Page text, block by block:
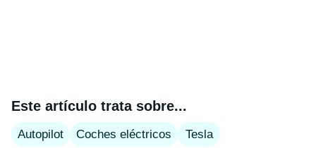
Este artículo trata sobre...
Autopilot Coches eléctricos Tesla